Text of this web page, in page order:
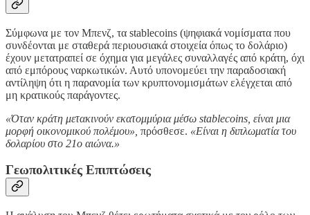
Σύμφωνα με τον Μπενζ, τα stablecoins (ψηφιακά νομίσματα που
συνδέονται με σταθερά περιουσιακά στοιχεία όπως το δολάριο)
έχουν μετατραπεί σε όχημα για μεγάλες συναλλαγές από κράτη, όχι
από εμπόρους ναρκωτικών. Αυτό υπονομεύει την παραδοσιακή
αντίληψη ότι η παρανομία των κρυπτονομισμάτων ελέγχεται από
μη κρατικούς παράγοντες.
«Όταν κράτη μετακινούν εκατομμύρια μέσω stablecoins, είναι μια
μορφή οικονομικού πολέμου», πρόσθεσε. «Είναι η διπλωματία του
δολαρίου στο 21ο αιώνα.»
Γεωπολιτικές Επιπτώσεις